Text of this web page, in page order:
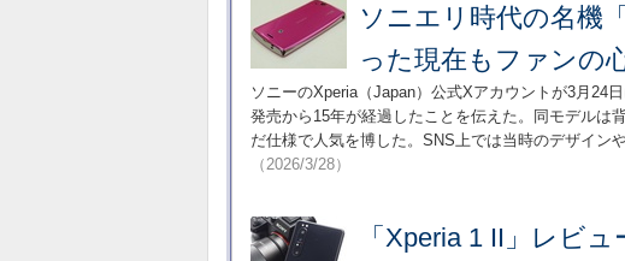
ソニエリ時代の名機
った現在もファンの
ソニーのXperia（Japan）公式Xアカウントが3月24
発売から15年が経過したことを伝えた。同モデルは
だ仕様で人気を博した。SNS上では当時のデザイン
（2026/3/28）
「Xperia 1 II」レビ